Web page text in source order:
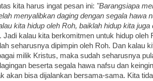
kita harus ingat pesan ini: "Barangsiapa
menyalibkan daging dengan segala hawa
kita hidup oleh Roh, baiklah hidup kita juga
Jadi kalau kita berkomitmen untuk hidup oleh
seharusnya dipimpin oleh Roh. Dan kalau
milik Kristus, maka sudah seharusnya
beserta segala hawa nafsu dan
akan bisa dijalankan bersama-sama. Kita